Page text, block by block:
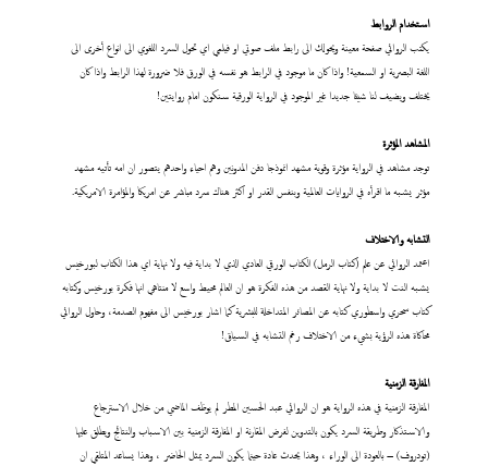
استخدام الروابط
يكتب الروائي صفحة معينة ويحولك الى رابط ملف صوتي او فيلمي اي تحول السرد اللغوي الى انواع أخرى الى
اللغة البصرية او السمعية! واذا كان ما موجود في الرابط هو نفسه في الورق فلا ضرورة لهذا الرابط واذا كان
يختلف ويضيف لنا شيئا جديدا غير الموجود في الرواية الورقية سنكون امام روايتين!
المشاهد المؤثرة
توجد مشاهد في الرواية مؤثرة وقوية مشهد انموذجا دفن المدونين وهم احياء واحدهم يتصور ان امه تأتيه مشهد
مؤثر يشبه ما اقرأه في الروايات العالمية وبنفس القدر او اكثر هناك سرد مباشر عن امريكا والمؤامرة الامريكية.
التشابه والاختلاف
اعتمد الروائي عن علم (كتاب الرمل) الكتاب الورقي العادي الذي لا بداية فيه ولا نهاية اي هذا الكتاب لبورخيس
يشبه النت لا بداية ولا نهاية القصد من هذه الفكرة هو ان العالم محيط واسع لا منتاهي انها فكرة بورخيس وكتابه
كتاب سحري واسطوري كتابه عن المصائر المتداخلة للبشرية كما اشار بورخيس الى مفهوم الصدمة، وحاول الروائي
محاكاة هذه الرؤية بشيء من الاختلاف رغم التشابه في السياق!
المفارقة الزمنية
المفارقة الزمنية في هذه الرواية هو ان الروائي عبد الحسين المطر لم يوظف الماضي من خلال الاسترجاع
والاستذكار وطريقة السرد يكون بالتدوين لفرض المقارنة او المفارقة الزمنية بين الاسباب والنتائج ويطلق عليها
(تودروف) – بالعودة الى الوراء ، وهذا يحدث عادة حينما يكون السرد يمثل الحاضر ، وهذا يساعد المتلقي ان